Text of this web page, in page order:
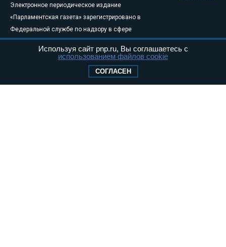
Электронное периодическое издание
«Парламентская газета» зарегистрировано в
Федеральной службе по надзору в сфере
связи, информационных технологий и
массовых коммуникаций (Роскомнадзор) 05
Свидетельство о регистрации Эл № ФС77-
Используя сайт pnp.ru, Вы соглашаетесь с
использованием файлов cookie
СОГЛАСЕН